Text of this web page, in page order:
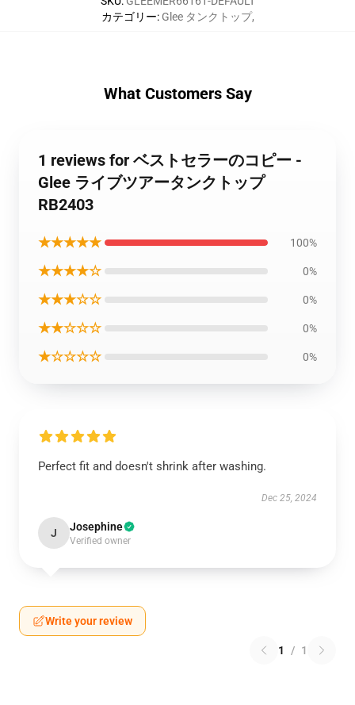
カテゴリー: Glee タンクトップ,
What Customers Say
1 reviews for ベストセラーのコピー -
Glee ライブツアータンクトップ
RB2403
★★★★★ 100%
★★★★☆ 0%
★★★☆☆ 0%
★★☆☆☆ 0%
★☆☆☆☆ 0%
Perfect fit and doesn't shrink after washing.
Dec 25, 2024
J Josephine
Verified owner
Write your review
1 / 1